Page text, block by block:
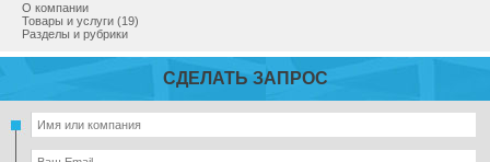
О компании
Товары и услуги (19)
Разделы и рубрики
СДЕЛАТЬ ЗАПРОС